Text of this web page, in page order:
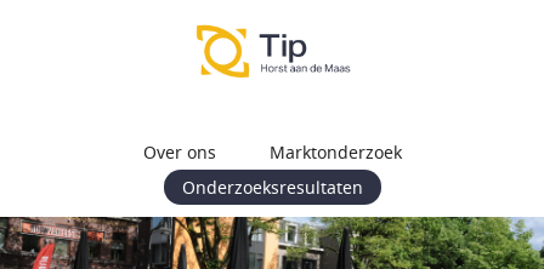
Over ons
Marktonderzoek
Onderzoeksresultaten